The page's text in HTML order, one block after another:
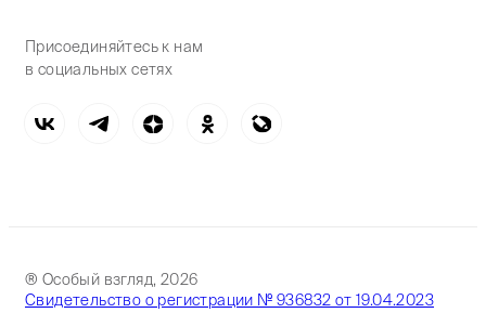
Присоединяйтесь к нам
в социальных сетях
® Особый взгляд, 2026
Свидетельство о регистрации № 936832 от 19.04.2023